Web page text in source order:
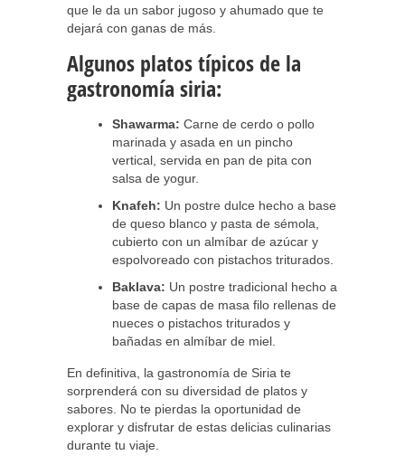
que le da un sabor jugoso y ahumado que te
dejará con ganas de más.
Algunos platos típicos de la
gastronomía siria:
Shawarma: Carne de cerdo o pollo
marinada y asada en un pincho
vertical, servida en pan de pita con
salsa de yogur.
Knafeh: Un postre dulce hecho a base
de queso blanco y pasta de sémola,
cubierto con un almíbar de azúcar y
espolvoreado con pistachos triturados.
Baklava: Un postre tradicional hecho a
base de capas de masa filo rellenas de
nueces o pistachos triturados y
bañadas en almíbar de miel.
En definitiva, la gastronomía de Siria te
sorprenderá con su diversidad de platos y
sabores. No te pierdas la oportunidad de
explorar y disfrutar de estas delicias culinarias
durante tu viaje.